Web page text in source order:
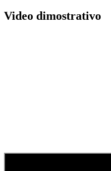
Video dimostrativo